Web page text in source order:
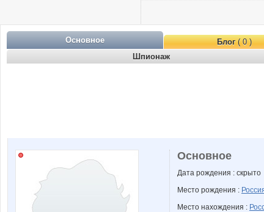
Основное Блог( 0 )
Шпионаж
Основное
Дата рождения : скрыто
Место рождения :
Место нахождения :